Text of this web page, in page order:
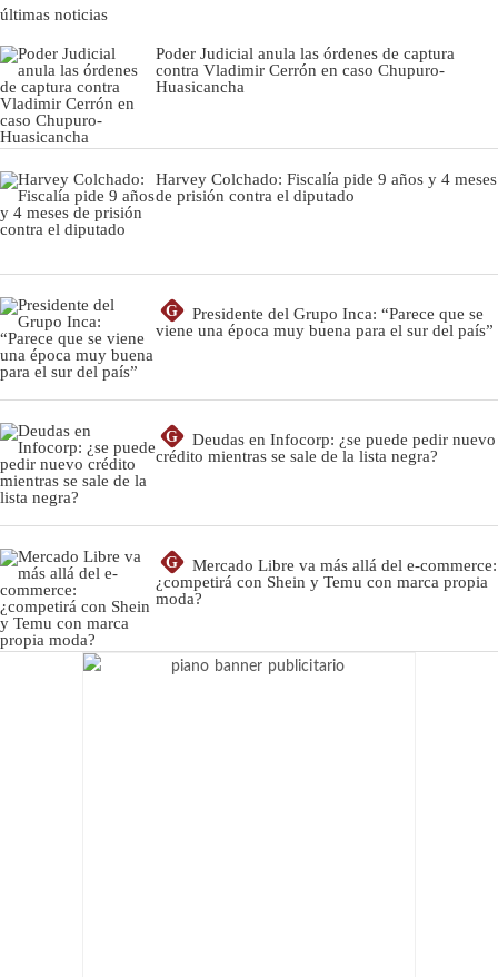
últimas noticias
Poder Judicial anula las órdenes de captura
contra Vladimir Cerrón en caso Chupuro-
Huasicancha
Harvey Colchado: Fiscalía pide 9 años y 4 meses
de prisión contra el diputado
G
Presidente del Grupo Inca: “Parece que se
viene una época muy buena para el sur del país”
G
Deudas en Infocorp: ¿se puede pedir nuevo
crédito mientras se sale de la lista negra?
G
Mercado Libre va más allá del e-commerce:
¿competirá con Shein y Temu con marca propia
moda?